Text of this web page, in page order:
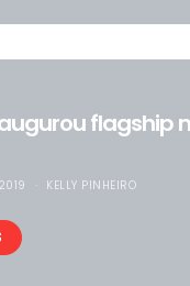
flagship
KELLY PINHEIRO